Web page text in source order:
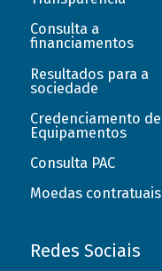
Consulta a
financiamentos
Resultados para a
sociedade
Credenciamento de
Equipamentos
Consulta PAC
Moedas contratuais
Redes Sociais